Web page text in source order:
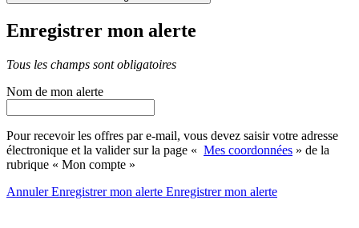
Enregistrer mon alerte
Tous les champs sont obligatoires
Nom de mon alerte
Pour recevoir les offres par e-mail, vous devez saisir votre adresse
électronique et la valider sur la page « Mes coordonnées » de la
rubrique « Mon compte »
AnnulerEnregistrer mon alerte Enregistrermon alerte